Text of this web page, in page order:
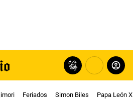
Feriados Simon Biles Papa León